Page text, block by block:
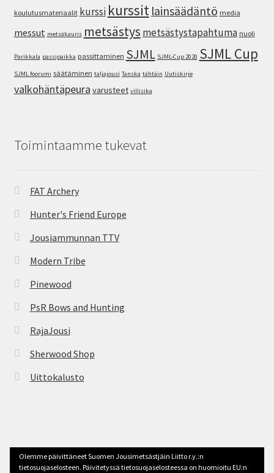
koulutusmateriaalit kurssi kurssit lainsäädäntö media
messut metsäkauris metsästys metsästystapahtuma nuoli
Parikkala passipaikka passittaminen SJML SJML-Cup 2020 SJML Cup
SJML foorumi säätäminen taljajousi Tanska tähtäin Uutiskirje
valkohäntäpeura varusteet villisika
Toimintaamme tukevat
FAT Archery
Hunter's Friend Europe
Jousiammunnan TTV
Modern Tribe
Pinewood
PsR Bows and Hunting
RajaJousi
Sherwood Shop
Uittokalusto
© jousimetsastys.fi 2026
Tehty Storefront -teemalla.
Olemme päivittäneet Suomen Jousimetsästjäin Liitto r.y.:n
tietosuojaselosteen. Päivitetyssä tietosuojaselosteessa on huomioitu EU:n